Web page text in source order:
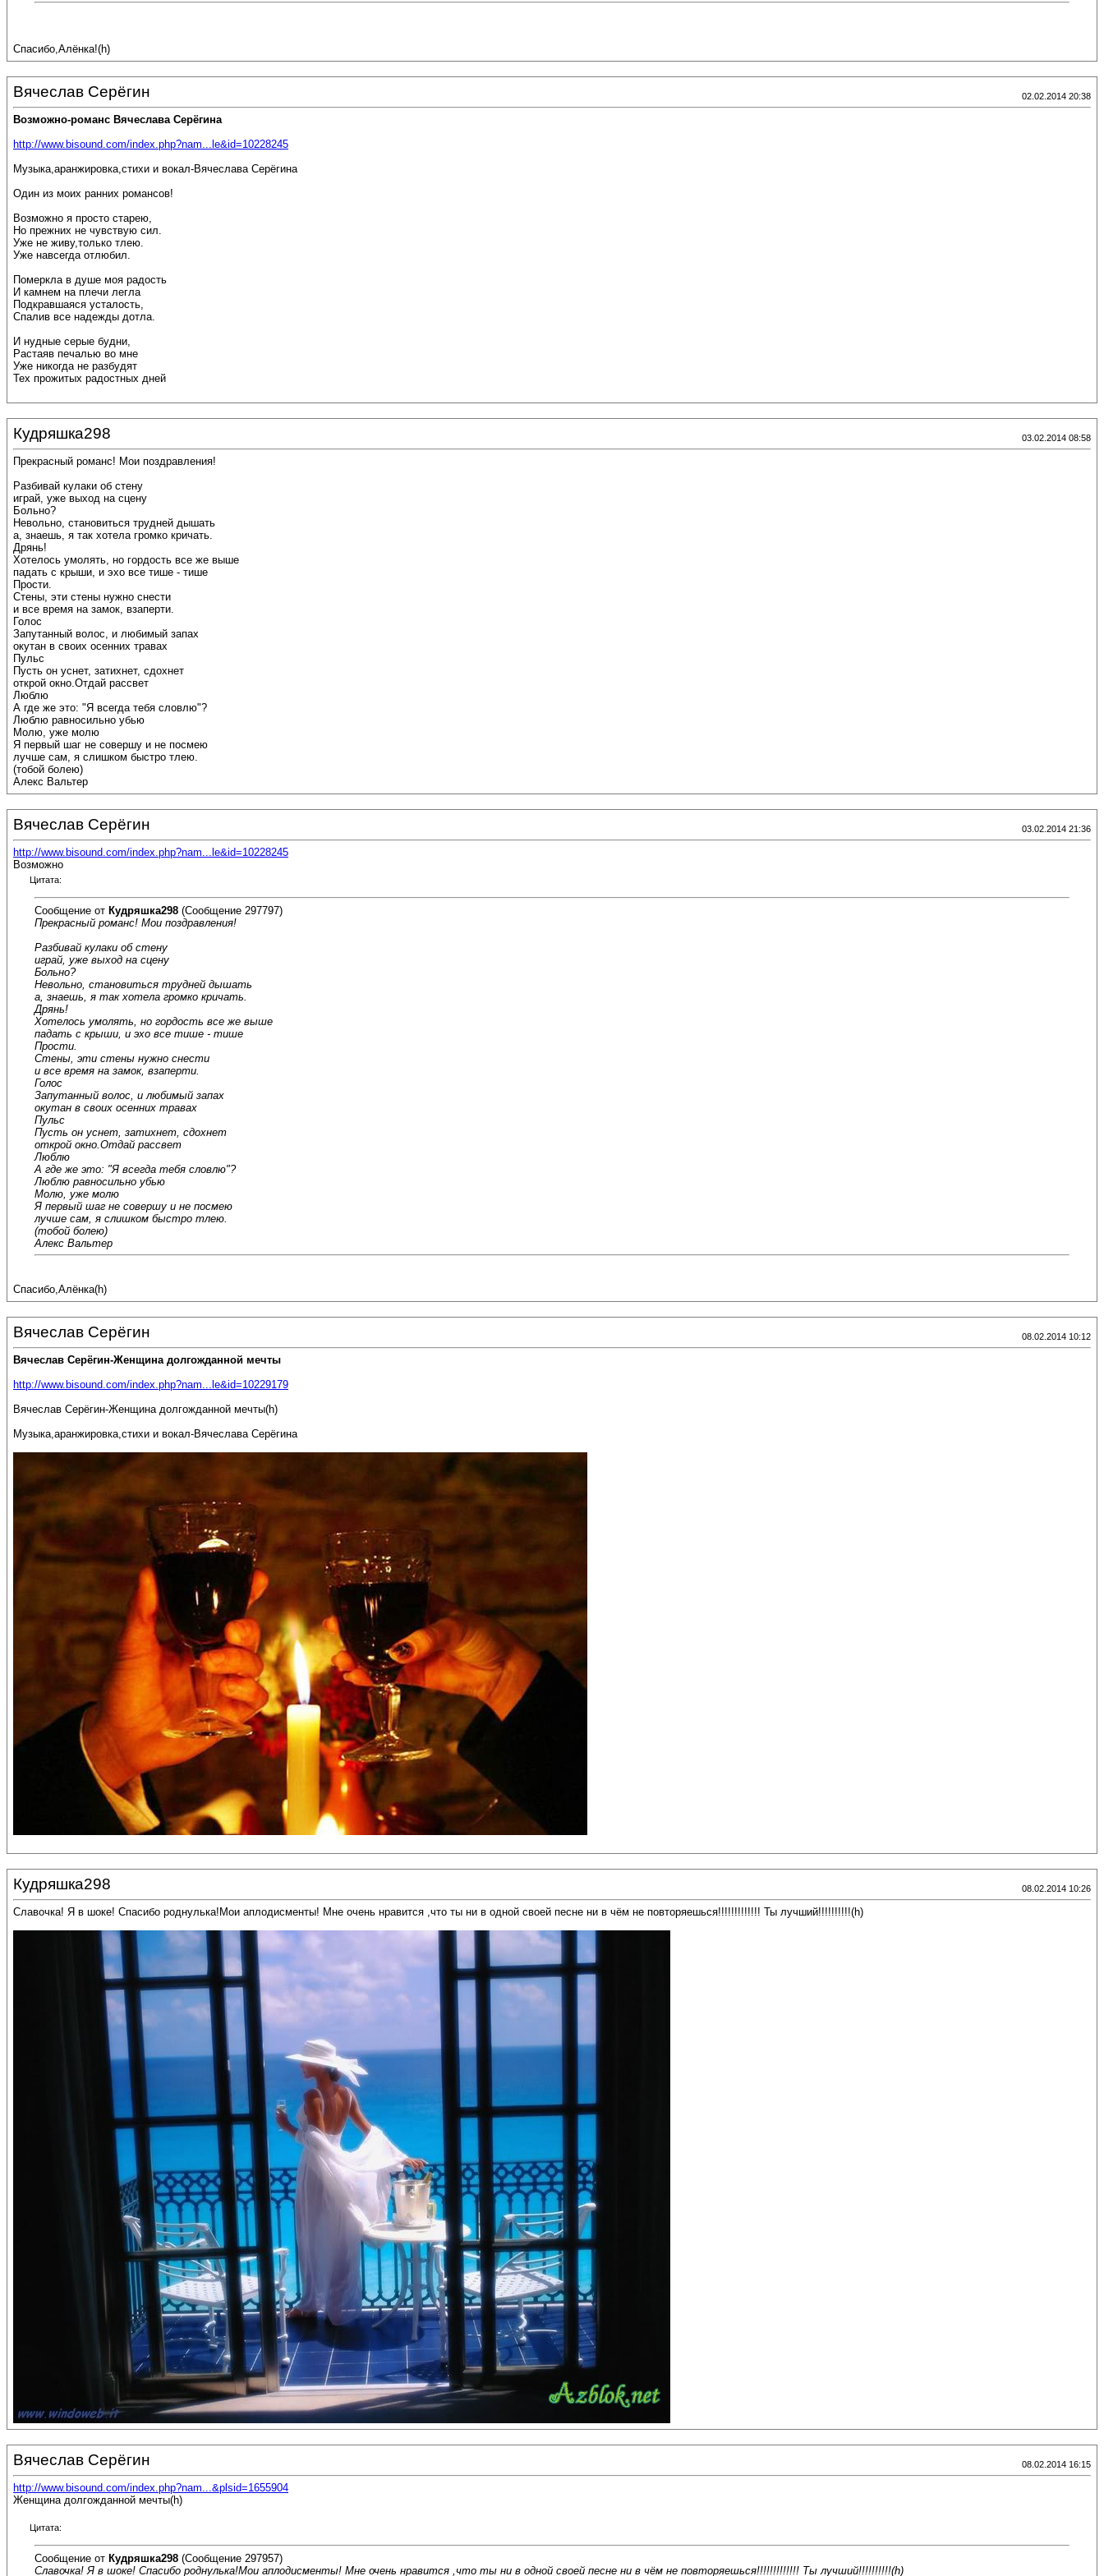
Спасибо,Алёнка!(h)
Вячеслав Серёгин 02.02.2014 20:38
Возможно-романс Вячеслава Серёгина
http://www.bisound.com/index.php?nam...le&id=10228245
Музыка,аранжировка,стихи и вокал-Вячеслава Серёгина
Один из моих ранних романсов!
Возможно я просто старею,
Но прежних не чувствую сил.
Уже не живу,только тлею.
Уже навсегда отлюбил.
Померкла в душе моя радость
И камнем на плечи легла
Подкравшаяся усталость,
Спалив все надежды дотла.
И нудные серые будни,
Растаяв печалью во мне
Уже никогда не разбудят
Тех прожитых радостных дней
Кудряшка298 03.02.2014 08:58
Прекрасный романс! Мои поздравления!
Разбивай кулаки об стену
играй, уже выход на сцену
Больно?
Невольно, становиться трудней дышать
а, знаешь, я так хотела громко кричать.
Дрянь!
Хотелось умолять, но гордость все же выше
падать с крыши, и эхо все тише - тише
Прости.
Стены, эти стены нужно снести
и все время на замок, взаперти.
Голос
Запутанный волос, и любимый запах
окутан в своих осенних травах
Пульс
Пусть он уснет, затихнет, сдохнет
открой окно.Отдай рассвет
Люблю
А где же это: "Я всегда тебя словлю"?
Люблю равносильно убью
Молю, уже молю
Я первый шаг не совершу и не посмею
лучше сам, я слишком быстро тлею.
(тобой болею)
Алекс Вальтер
Вячеслав Серёгин 03.02.2014 21:36
http://www.bisound.com/index.php?nam...le&id=10228245
Возможно
Цитата:
Сообщение от Кудряшка298 (Сообщение 297797)
Прекрасный романс! Мои поздравления!
Разбивай кулаки об стену
играй, уже выход на сцену
Больно?
Невольно, становиться трудней дышать
а, знаешь, я так хотела громко кричать.
Дрянь!
Хотелось умолять, но гордость все же выше
падать с крыши, и эхо все тише - тише
Прости.
Стены, эти стены нужно снести
и все время на замок, взаперти.
Голос
Запутанный волос, и любимый запах
окутан в своих осенних травах
Пульс
Пусть он уснет, затихнет, сдохнет
открой окно.Отдай рассвет
Люблю
А где же это: "Я всегда тебя словлю"?
Люблю равносильно убью
Молю, уже молю
Я первый шаг не совершу и не посмею
лучше сам, я слишком быстро тлею.
(тобой болею)
Алекс Вальтер
Спасибо,Алёнка(h)
Вячеслав Серёгин 08.02.2014 10:12
Вячеслав Серёгин-Женщина долгожданной мечты
http://www.bisound.com/index.php?nam...le&id=10229179
Вячеслав Серёгин-Женщина долгожданной мечты(h)
Музыка,аранжировка,стихи и вокал-Вячеслава Серёгина
Кудряшка298 08.02.2014 10:26
Славочка! Я в шоке! Спасибо роднулька!Мои аплодисменты! Мне очень нравится ,что ты ни в одной своей песне ни в чём не повторяешься!!!!!!!!!!!!! Ты лучший!!!!!!!!!!(h)
Вячеслав Серёгин 08.02.2014 16:15
http://www.bisound.com/index.php?nam...&plsid=1655904
Женщина долгожданной мечты(h)
Цитата:
Сообщение от Кудряшка298 (Сообщение 297957)
Славочка! Я в шоке! Спасибо роднулька!Мои аплодисменты! Мне очень нравится ,что ты ни в одной своей песне ни в чём не повторяешься!!!!!!!!!!!!! Ты лучший!!!!!!!!!!(h)